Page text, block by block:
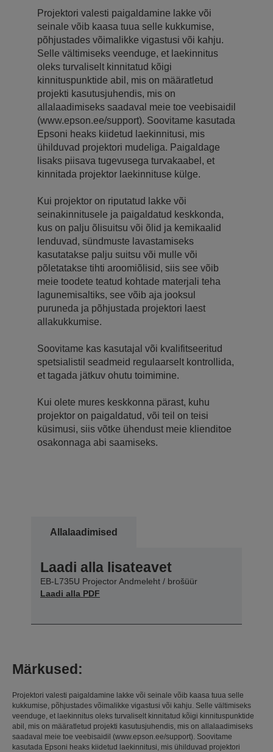
Projektori valesti paigaldamine lakke või
seinale võib kaasa tuua selle kukkumise,
põhjustades võimalikke vigastusi või kahju.
Selle vältimiseks veenduge, et laekinnitus
oleks turvaliselt kinnitatud kõigi
kinnituspunktide abil, mis on määratletud
projekti kasutusjuhendis, mis on
allalaadimiseks saadaval meie toe veebisaidil
(www.epson.ee/support). Soovitame kasutada
Epsoni heaks kiidetud laekinnitusi, mis
ühilduvad projektori mudeliga. Paigaldage
lisaks piisava tugevusega turvakaabel, et
kinnitada projektor laekinnituse külge.
Kui projektor on riputatud lakke või
seinakinnitusele ja paigaldatud keskkonda,
kus on palju õlisuitsu või õlid ja kemikaalid
lenduvad, sündmuste lavastamiseks
kasutatakse palju suitsu või mulle või
põletatakse tihti aroomiõlisid, siis see võib
meie toodete teatud kohtade materjali teha
lagunemisaltiks, see võib aja jooksul
puruneda ja põhjustada projektori laest
allakukkumise.
Soovitame kas kasutajal või kvalifitseeritud
spetsialistil seadmeid regulaarselt kontrollida,
et tagada jätkuv ohutu toimimine.
Kui olete mures keskkonna pärast, kuhu
projektor on paigaldatud, või teil on teisi
küsimusi, siis võtke ühendust meie klienditoe
osakonnaga abi saamiseks.
Allalaadimised
Laadi alla lisateavet
EB-L735U Projector Andmeleht / brošüür
Laadi alla PDF
Märkused:
Projektori valesti paigaldamine lakke või seinale võib kaasa tuua selle
kukkumise, põhjustades võimalikke vigastusi või kahju. Selle vältimiseks
veenduge, et laekinnitus oleks turvaliselt kinnitatud kõigi kinnituspunktide
abil, mis on määratletud projekti kasutusjuhendis, mis on allalaadimiseks
saadaval meie toe veebisaidil (www.epson.ee/support). Soovitame
kasutada Epsoni heaks kiidetud laekinnitusi, mis ühilduvad projektori